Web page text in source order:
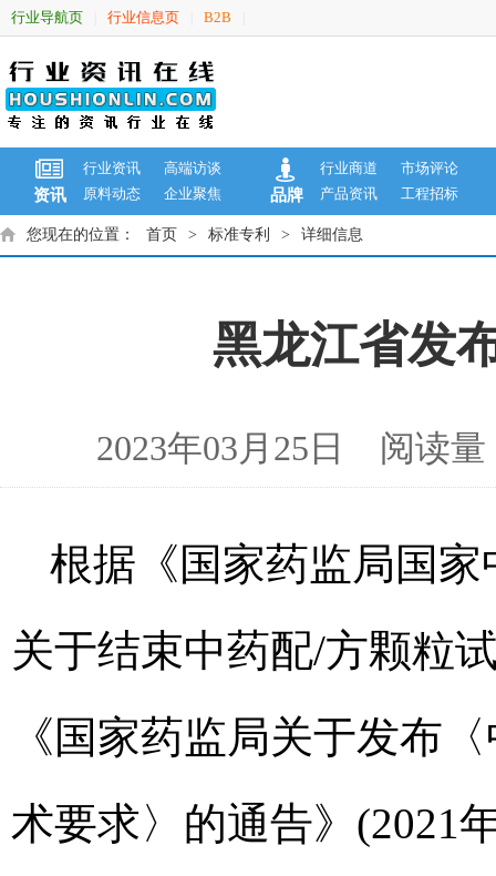
行业导航页 行业信息页 B2B
资讯
行业资讯
高端访谈
原料动态
企业聚焦 品牌
行业商道
市场评论
产品资讯
工程招标
您现在的位置： 首页 > 标准专利 > 详细信息
黑龙江省发
2023年03月25日 阅读
根据《国家药监局国
关于结束中药配/方颗粒
《国家药监局关于发布
术要求〉的通告》(2021